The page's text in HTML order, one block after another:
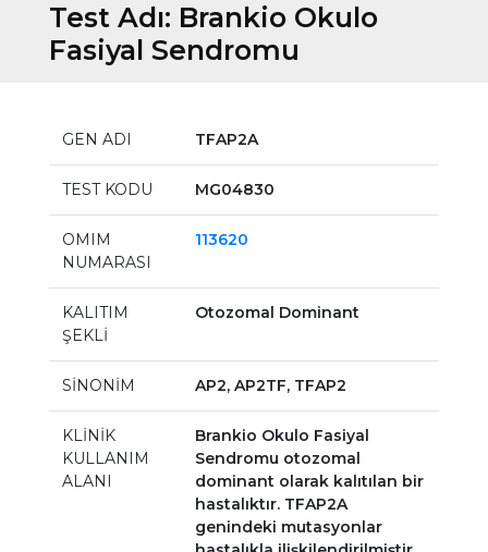
Test Adı: Brankio Okulo
Fasiyal Sendromu
GEN ADI TFAP2A
TEST KODU MG04830
OMIM
NUMARASI
113620
KALITIM
ŞEKLİ
Otozomal Dominant
SİNONİM AP2, AP2TF, TFAP2
KLİNİK
KULLANIM
ALANI
Brankio Okulo Fasiyal
Sendromu otozomal
dominant olarak kalıtılan bir
hastalıktır. TFAP2A
genindeki mutasyonlar